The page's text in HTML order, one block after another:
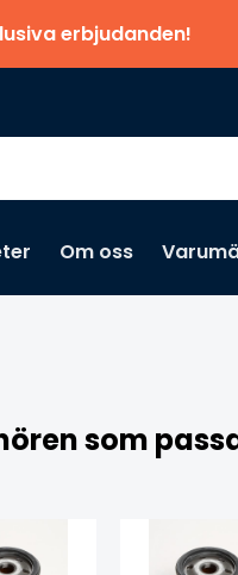
erbjudanden!
Om oss
som